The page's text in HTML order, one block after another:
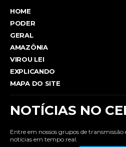
HOME
PODER
GERAL
AMAZÔNIA
VIROU LEI
EXPLICANDO
MAPA DO SITE
NOTÍCIAS NO
Entre em nossos grupos de transmissão
notícias em tempo real.